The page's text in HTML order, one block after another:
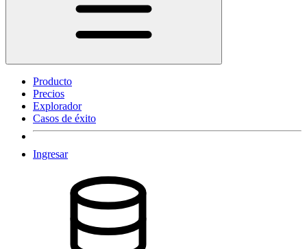
Producto
Precios
Explorador
Casos de éxito
Ingresar